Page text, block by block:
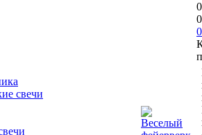
свечи
0
0
0